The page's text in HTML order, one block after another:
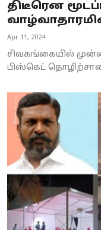
திடீரென
Apr 11, 2024
சிவகங்கையில்
பிஸ்கெட்